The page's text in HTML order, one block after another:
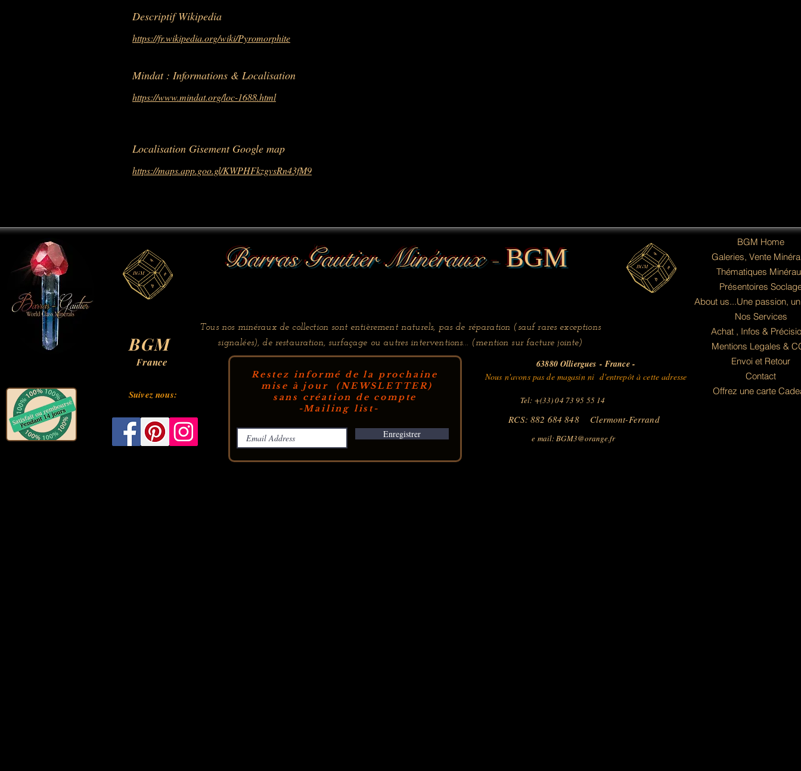
Descriptif Wikipedia
https://fr.wikipedia.org/wiki/Pyromorphite
Mindat : Informations & Localisation
https://www.mindat.org/loc-1688.html
Localisation Gisement Google map
https://maps.app.goo.gl/KWPHFkzgvsRn43fM9
Restez informé de la prochaine
mise à jour (NEWSLETTER)
sans création de compte
-Mailing list-
Enregistrer
Barras Gautier Minéraux -BGM
Tous nos minéraux de collection sont entièrement naturels, pas de réparation (sauf rares exceptions
signalées), de restauration, surfaçage ou autres interventions... (mention sur facture jointe)
BGM
France
Suivez nous: Tel: +(33) 04 73 95 55 14
63880 Olliergues - France -
Nous n'avons pas de magasin ni d'entrepôt à cette adresse
BGM Home
Galeries, Vente
Thématiques
Présentoires
About us...Une passion,
Nos Services
Achat , Infos &
Mentions Legales &
Envoi et Retour
Contact
Offrez une carte
RCS: 882 684 848 Clermont-Ferrand
e mail:BGM3@orange.fr